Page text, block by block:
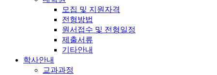
모집 및 지원자격
전형방법
원서접수 및 전형일정
제출서류
기타안내
학사안내
교과과정